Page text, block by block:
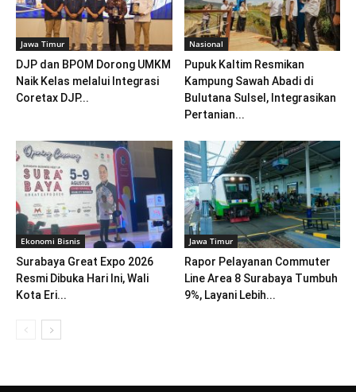
Jawa Timur
DJP dan BPOM Dorong UMKM
Naik Kelas melalui Integrasi
Coretax DJP...
Nasional
Pupuk Kaltim Resmikan
Kampung Sawah Abadi di
Bulutana Sulsel, Integrasikan
Pertanian...
Ekonomi Bisnis
Surabaya Great Expo 2026
Resmi Dibuka Hari Ini, Wali
Kota Eri...
Jawa Timur
Rapor Pelayanan Commuter
Line Area 8 Surabaya Tumbuh
9%, Layani Lebih...